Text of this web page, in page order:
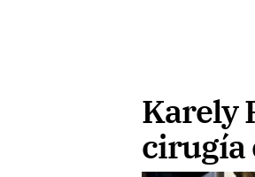
Karely
cirugía